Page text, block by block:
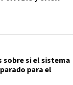
sobre si el sistema
para el